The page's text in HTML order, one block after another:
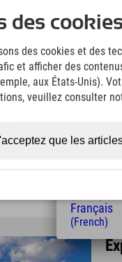
&
4.4
des
des cookies et des
et afficher des
aux États-Unis).
veuillez consulter
que les
Deutsch
(German)
(English)
Italiano
(Italian)
Čeština
(Polish)
Français
(French)